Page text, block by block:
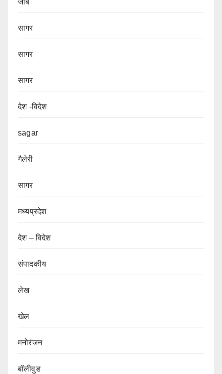
जॉब
सागर
सागर
सागर
देश -विदेश
sagar
गैलेरी
सागर
मध्यप्रदेश
देश – विदेश
संपादकीय
लेख
खेल
मनोरंजन
बॉलीवुड